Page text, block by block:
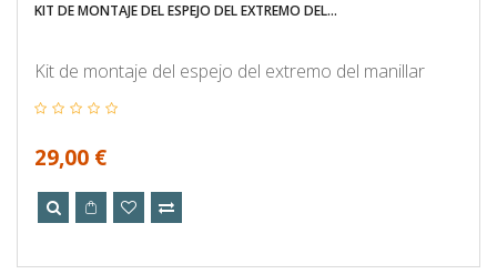
KIT DE MONTAJE DEL ESPEJO DEL EXTREMO DEL...
Kit de montaje del espejo del extremo del manillar
29,00 €